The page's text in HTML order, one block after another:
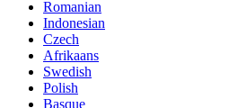
Romanian
Indonesian
Czech
Afrikaans
Swedish
Polish
Basque